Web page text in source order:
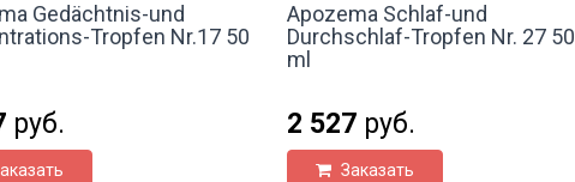
Gedächtnis-und
Tropfen Nr.17 50
руб.
Apozema Schlaf-und
Durchschlaf-Tropfen Nr. 27 50
ml
2 527руб.
Заказать